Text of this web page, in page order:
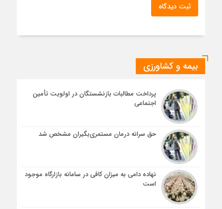
ثبت دیدگاه
بیمه و کشاورزی
پرداخت مطالبات بازنشستگان در اولویت تأمین
اجتماعی
حق سرانه درمان مستمری‌بگیران مشخص شد
نهاده دامی به میزان کافی در سامانه بازارگاه موجود
است